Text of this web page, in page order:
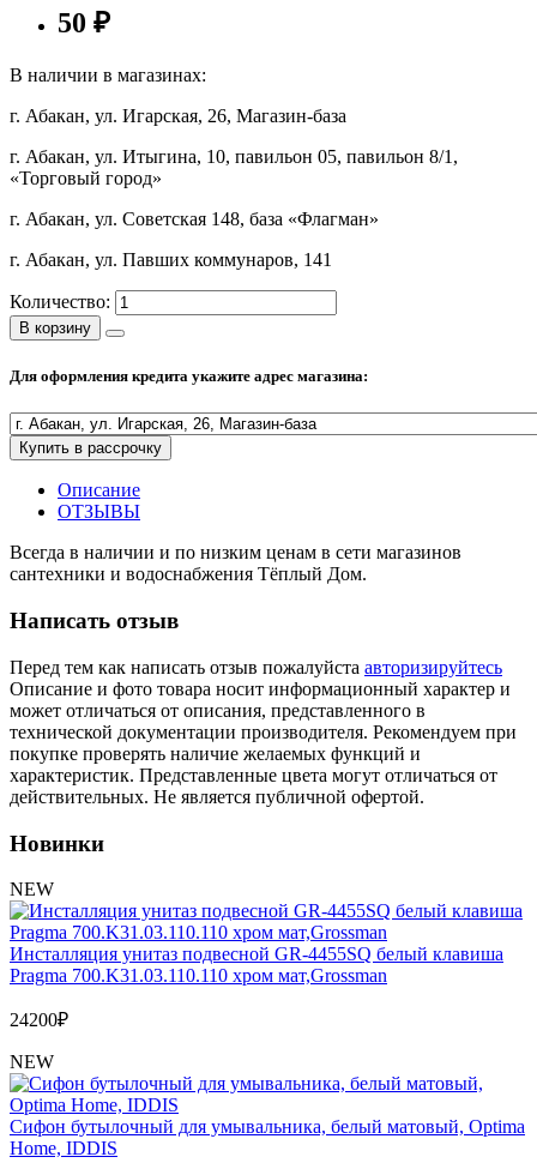
Оплата и доставка
Сервис-центр
Условия возврата товара
Вакансии
Контакты
50 ₽
В наличии в магазинах:
г. Абакан, ул. Игарская, 26, Магазин-база
г. Абакан, ул. Итыгина, 10, павильон 05, павильон 8/1,
«Торговый город»
г. Абакан, ул. Советская 148, база «Флагман»
г. Абакан, ул. Павших коммунаров, 141
Количество:
В корзину
Для оформления кредита укажите адрес магазина:
Купить в рассрочку
Описание
ОТЗЫВЫ
Всегда в наличии и по низким ценам в сети магазинов
сантехники и водоснабжения Тёплый Дом.
Написать отзыв
Перед тем как написать отзыв пожалуйста авторизируйтесь
Описание и фото товара носит информационный характер и
может отличаться от описания, представленного в
технической документации производителя. Рекомендуем при
покупке проверять наличие желаемых функций и
характеристик. Представленные цвета могут отличаться от
действительных. Не является публичной офертой.
Новинки
NEW
Инсталляция унитаз подвесной GR-4455SQ белый клавиша
Pragma 700.K31.03.110.110 хром мат,Grossman
24200₽
NEW
Сифон бутылочный для умывальника, белый матовый, Optima
Home, IDDIS